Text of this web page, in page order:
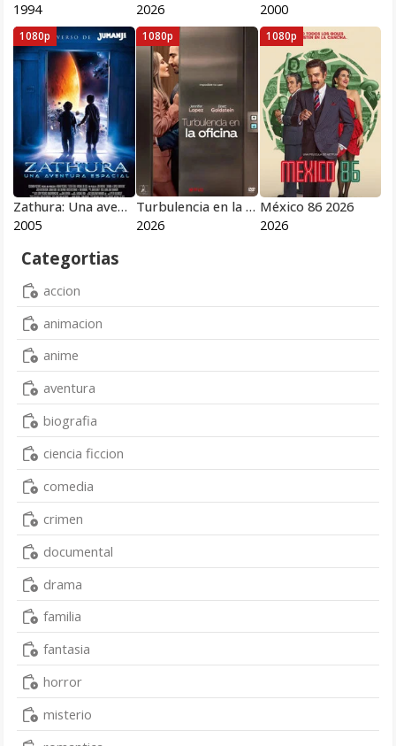
1994 2026 2000
Zathura: Una aventura espacial 2005
2005
1080p
Turbulencia en la oficina 2026
2026
1080p
México 86 2026
2026
1080p
Categortias
accion
animacion
anime
aventura
biografia
ciencia ficcion
comedia
crimen
documental
drama
familia
fantasia
horror
misterio